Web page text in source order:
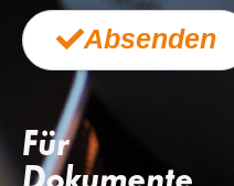
Absenden
Für